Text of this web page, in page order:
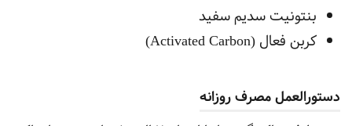
بنتونیت سدیم سفید
کربن فعال (Activated Carbon)
دستورالعمل مصرف روزانه